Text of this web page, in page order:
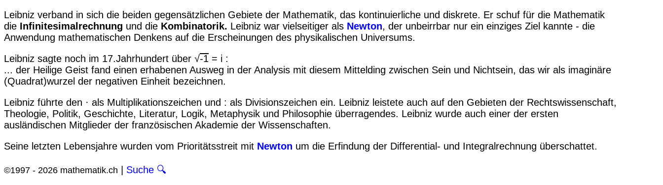
Leibniz verband in sich die beiden gegensätzlichen Gebiete der Mathematik, das kontinuierliche und diskrete. Er schuf für die Mathematik
die Infinitesimalrechnung und die Kombinatorik. Leibniz war vielseitiger als Newton, der unbeirrbar nur ein einziges Ziel kannte - die
Anwendung mathematischen Denkens auf die Erscheinungen des physikalischen Universums.
Leibniz sagte noch im 17.Jahrhundert über √-1 = i :
... der Heilige Geist fand einen erhabenen Ausweg in der Analysis mit diesem Mittelding zwischen Sein und Nichtsein, das wir als imaginäre
(Quadrat)wurzel der negativen Einheit bezeichnen.
Leibniz führte den · als Multiplikationszeichen und : als Divisionszeichen ein. Leibniz leistete auch auf den Gebieten der Rechtswissenschaft,
Theologie, Politik, Geschichte, Literatur, Logik, Metaphysik und Philosophie überragendes. Leibniz wurde auch einer der ersten
ausländischen Mitglieder der französischen Akademie der Wissenschaften.
Seine letzten Lebensjahre wurden vom Prioritätsstreit mit Newton um die Erfindung der Differential- und Integralrechnung überschattet.
©1997 - 2026 mathematik.ch | Suche 🔍